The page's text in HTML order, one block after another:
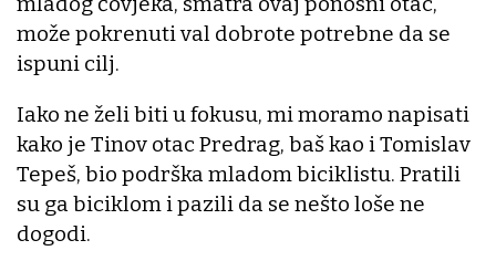
može pokrenuti val dobrote potrebne da se
ispuni cilj.
Iako ne želi biti u fokusu, mi moramo napisati
kako je Tinov otac Predrag, baš kao i Tomislav
Tepeš, bio podrška mladom biciklistu. Pratili
su ga biciklom i pazili da se nešto loše ne
dogodi.